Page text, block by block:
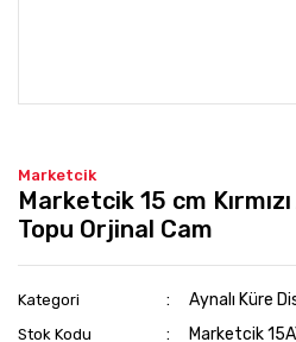
Marketcik
Marketcik 15 cm
Topu Orjinal Cam
Kategori Aynalı Küre
Stok Kodu Marketcik